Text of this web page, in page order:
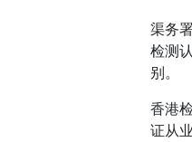
渠务
检测
别。
香港
证从